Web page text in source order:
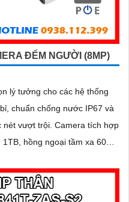
ĐẾM NGƯỜI (8MP)
lý tưởng cho các hệ thống
chuẩn chống nước IP67 và
Camera tích hợp
hồng ngoại tầm xa 60m